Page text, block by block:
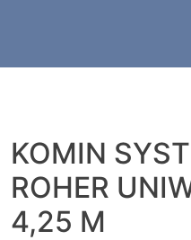
KOMIN
ROHER
4,25 M